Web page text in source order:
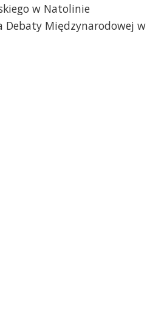
w Natolinie
Debaty Międzynarodowej w